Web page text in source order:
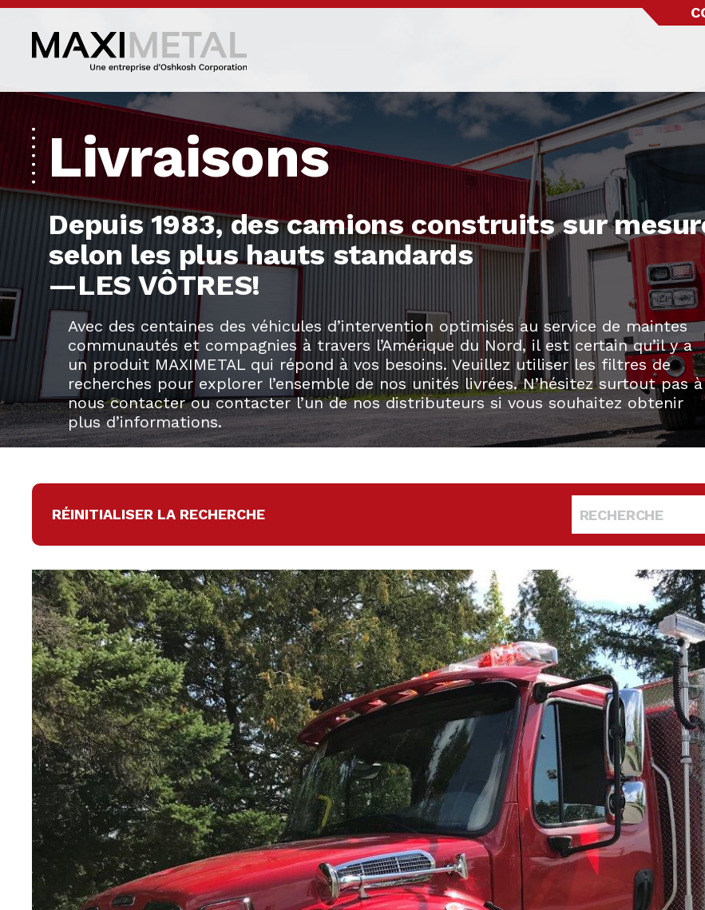
Livraisons
Depuis 1983, des camions construits sur
selon les plus hauts standards
—LES VÔTRES!
Avec des centaines des véhicules d’intervention optimisés au service de maintes
communautés et compagnies à travers l’Amérique du Nord, il est certain qu’il y a
un produit MAXIMETAL qui répond à vos besoins. Veuillez utiliser les filtres de
recherches pour explorer l’ensemble de nos unités livrées. N’hésitez surtout pas à
nous contacter ou contacter l’un de nos distributeurs si vous souhaitez obtenir
plus d’informations.
RÉINITIALISER LA RECHERCHE